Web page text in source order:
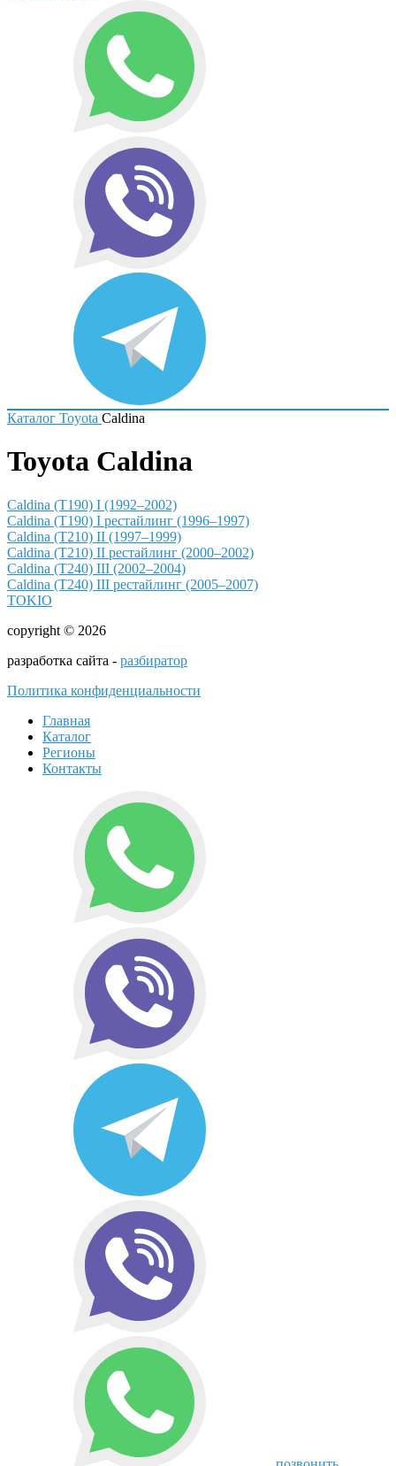
Каталог Toyota Caldina
Toyota Caldina
Caldina (T190) I (1992–2002)
Caldina (T190) I рестайлинг (1996–1997)
Caldina (T210) II (1997–1999)
Caldina (T210) II рестайлинг (2000–2002)
Caldina (T240) III (2002–2004)
Caldina (T240) III рестайлинг (2005–2007)
TOKIO
copyright © 2026
разработка сайта - разбиратор
Политика конфиденциальности
Главная
Каталог
Регионы
Контакты